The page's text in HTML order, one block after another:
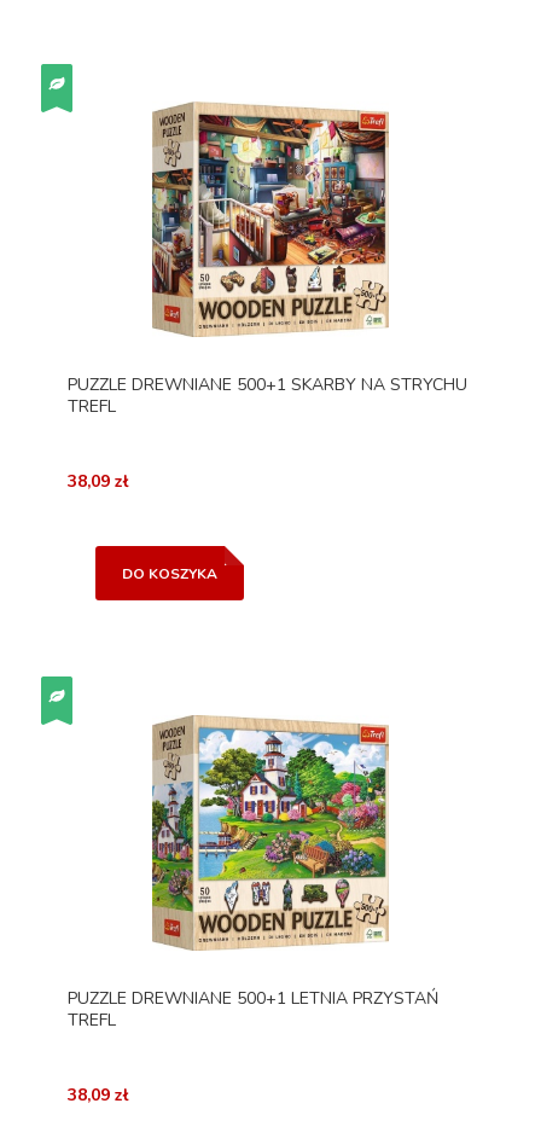
PUZZLE DREWNIANE 500+1 SKARBY NA STRYCHU
TREFL
38,09 zł
DO KOSZYKA
PUZZLE DREWNIANE 500+1 LETNIA PRZYSTAŃ
TREFL
38,09 zł